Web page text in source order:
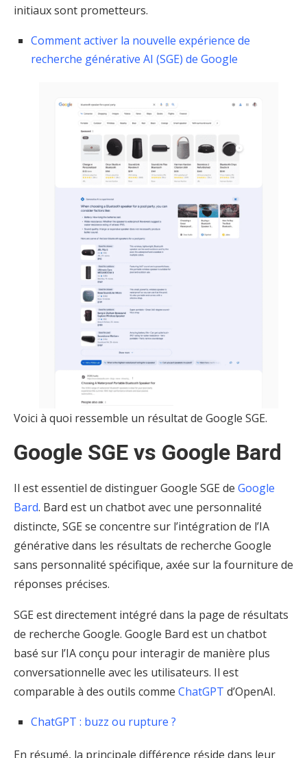
initiaux sont prometteurs.
Comment activer la nouvelle expérience de
recherche générative AI ​​(SGE) de Google
Voici à quoi ressemble un résultat de Google SGE.
Google SGE vs Google Bard
Il est essentiel de distinguer Google SGE de Google
Bard. Bard est un chatbot avec une personnalité
distincte, SGE se concentre sur l’intégration de l’IA
générative dans les résultats de recherche Google
sans personnalité spécifique, axée sur la fourniture de
réponses précises.
SGE est directement intégré dans la page de résultats
de recherche Google. Google Bard est un chatbot
basé sur l’IA conçu pour interagir de manière plus
conversationnelle avec les utilisateurs. Il est
comparable à des outils comme ChatGPT d’OpenAI.
ChatGPT : buzz ou rupture ?
En résumé, la principale différence réside dans leur